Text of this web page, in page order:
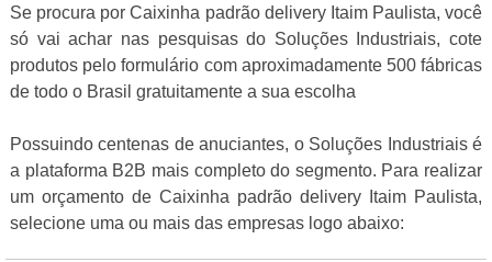
Se procura por Caixinha padrão delivery Itaim Paulista, você
só vai achar nas pesquisas do Soluções Industriais, cote
produtos pelo formulário com aproximadamente 500 fábricas
de todo o Brasil gratuitamente a sua escolha
Possuindo centenas de anuciantes, o Soluções Industriais é
a plataforma B2B mais completo do segmento. Para realizar
um orçamento de Caixinha padrão delivery Itaim Paulista,
selecione uma ou mais das empresas logo abaixo: